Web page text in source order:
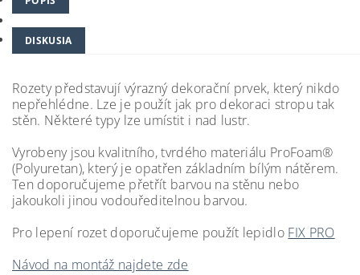
DISKUSIA
Rozety představují výrazný dekorační prvek, který nikdo
nepřehlédne. Lze je použít jak pro dekoraci stropu tak
stěn. Některé typy lze umístit i nad lustr.
Vyrobeny jsou kvalitního, tvrdého materiálu ProFoam®
(Polyuretan), který je opatřen základním bílým nátěrem.
Ten doporučujeme přetřít barvou na stěnu nebo
jakoukoli jinou vodouředitelnou barvou.
Pro lepení rozet doporučujeme použít lepidlo FIX PRO
Návod na montáž najdete zde